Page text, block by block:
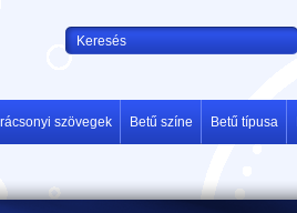
szövegek Betű színe Betű típusa